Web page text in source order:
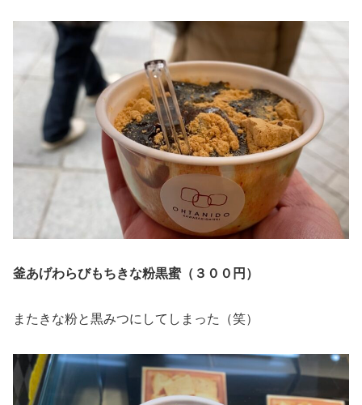
釜あげわらびもちきな粉黒蜜（３００円）
またきな粉と黒みつにしてしまった（笑）